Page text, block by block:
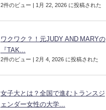
2件のビュー | 1月 22, 2026 に投稿された
ワクワク？！元JUDY AND MARYの
『TAK...
2件のビュー | 2月 4, 2026 に投稿された
女子大とは？全国で進むトランスジ
ェンダー女性の大学...